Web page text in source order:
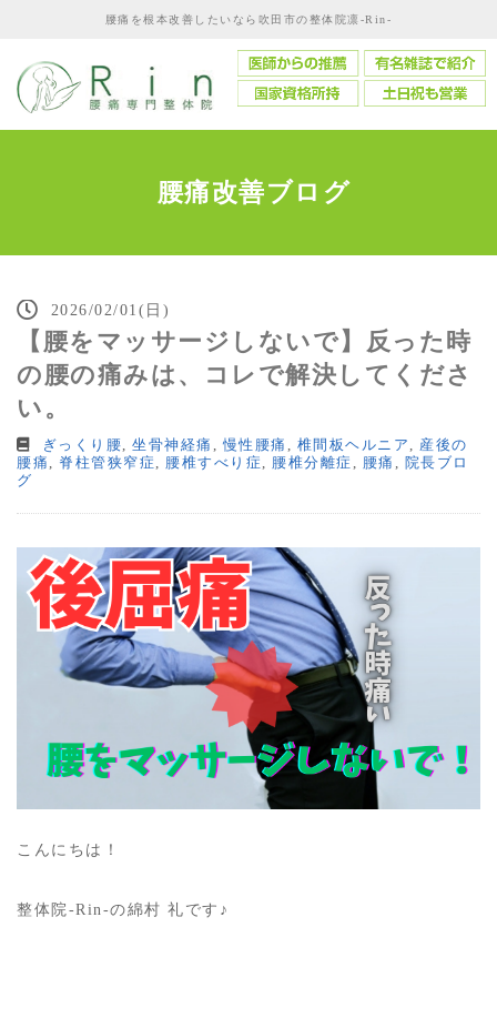
腰痛を根本改善したいなら吹田市の整体院凛-Rin-
腰痛改善ブログ
2026/02/01(日)
【腰をマッサージしないで】反った時
の腰の痛みは、コレで解決してくださ
い。
ぎっくり腰, 坐骨神経痛 ,慢性腰痛 , 椎間板ヘルニア , 産後の
腰痛 , 脊柱管狭窄症 , 腰椎すべり症 , 腰椎分離症 , 腰痛 , 院長ブロ
グ
こんにちは！
整体院-Rin-の綿村 礼です♪